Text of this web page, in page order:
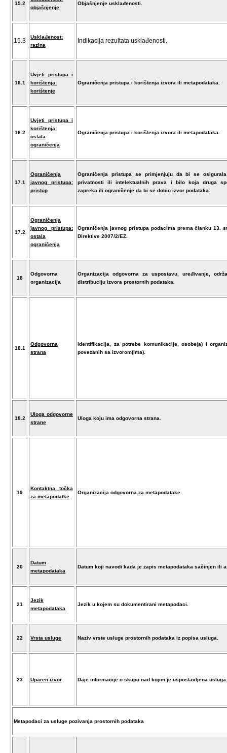
15.2
objašnjenje
Objašnjenje usklađenosti.
15.3
Usklađenost:
razina
Indikacija rezultata usklađenosti.
16.1
Uvjeti pristupa i
korištenja:
korištenje
Ograničenja pristupa i korištenja izvora ili metapodataka.
16.2
Uvjeti pristupa i
korištenja:
ostala
ograničenja
Ograničenja pristupa i korištenja izvora ili metapodataka.
17.1
Ograničenja
javnog pristupa:
pristup
Ograničenja pristupa se primjenjuju da bi se
privatnosti ili intelektualnih prava i bilo koja druga
zapreka ili ograničenje da bi se dobio izvor podataka.
17.2
Ograničenja
javnog pristupa:
ostala
ograničenja
Ograničenja javnog pristupa podacima prema članku 13.
Direktive 2007/2/EZ.
18
Odgovorna
organizacija
Organizacija odgovorna za uspostavu, uređivanje,
distribuciju izvora prostornih podataka.
18.1
Odgovorna
strana
Identifikacija, za potrebe komunikacije, osobe(a) i
povezanih sa izvorom(ima).
18.2
Uloga odgovorne
strane
Uloga koju ima odgovorna strana.
19
Kontaktna točka
za metapodatke
Organizacija odgovorna za metapodatake.
20
Datum
metapodataka
Datum koji navodi kada je zapis metapodataka sačinjen ili
21
Jezik
metapodataka
Jezik u kojem su dokumentirani metapodaci.
22 Vrsta usluge Naziv vrste usluge prostornih podataka iz popisa usluga.
23 Uparen izvor Daje informacije o skupu nad kojim je uspostavljena
Metapodaci za usluge pozivanja prostornih podataka